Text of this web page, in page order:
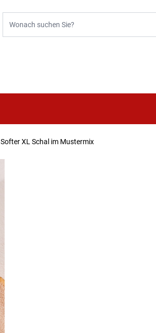
Softer XL Schal im Mustermix